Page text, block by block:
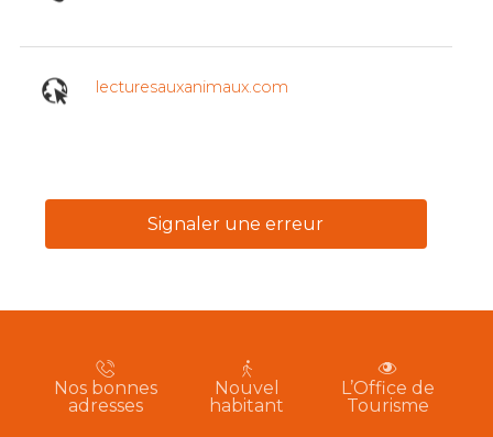
lecturesauxanimaux.com
Signaler une erreur
Nos bonnes
adresses
Nouvel
habitant
L’Office de
Tourisme